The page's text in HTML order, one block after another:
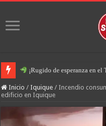
¡Rugido de esperanza en
Inicio / Iquique / Incendio
edificio en Iquique